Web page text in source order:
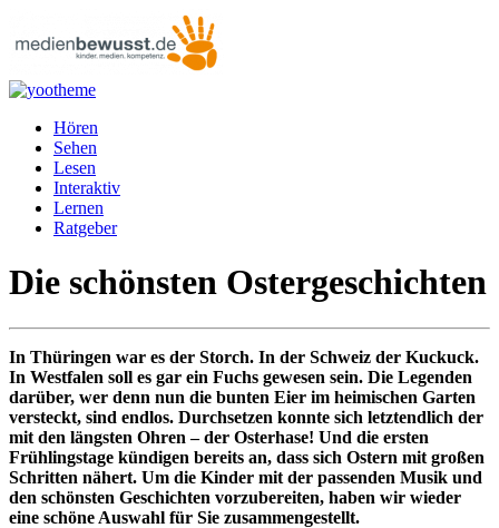
Hören
Sehen
Lesen
Interaktiv
Lernen
Ratgeber
Die schönsten Ostergeschichten
In Thüringen war es der Storch. In der Schweiz der Kuckuck.
In Westfalen soll es gar ein Fuchs gewesen sein. Die Legenden
darüber, wer denn nun die bunten Eier im heimischen Garten
versteckt, sind endlos. Durchsetzen konnte sich letztendlich der
mit den längsten Ohren – der Osterhase! Und die ersten
Frühlingstage kündigen bereits an, dass sich Ostern mit großen
Schritten nähert. Um die Kinder mit der passenden Musik und
den schönsten Geschichten vorzubereiten, haben wir wieder
eine schöne Auswahl für Sie zusammengestellt.